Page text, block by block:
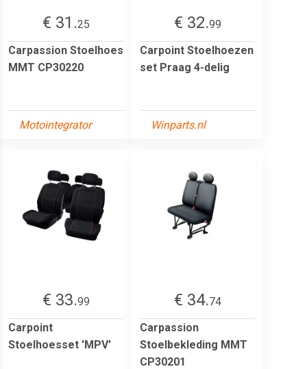
€ 31.25
Carpassion Stoelhoes
MMT CP30220
Motointegrator
€ 32.99
Carpoint Stoelhoezen
set Praag 4-delig
Winparts.nl
€ 33.99
Carpoint
Stoelhoesset 'MPV'
€ 34.74
Carpassion
Stoelbekleding MMT
CP30201